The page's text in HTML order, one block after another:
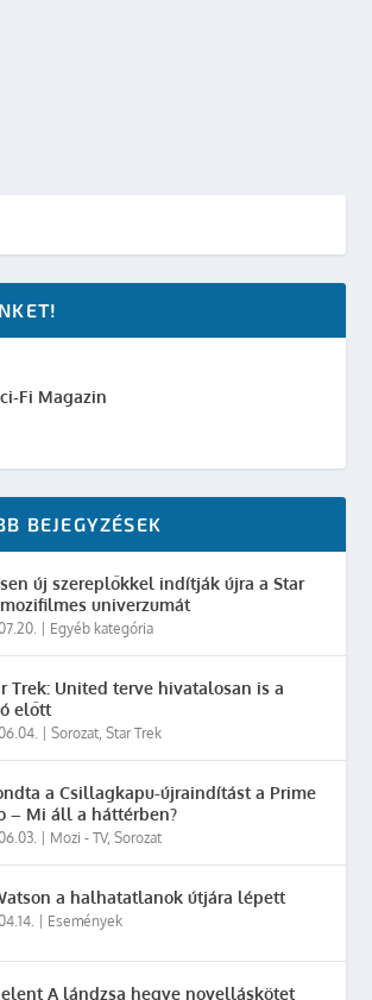
Fi Magazin
BEJEGYZÉSEK
új szereplőkkel indítják újra a Star
univerzumát
| Egyéb kategória
Trek: United terve hivatalosan is a
előtt
|Sorozat ,Star Trek
a Csillagkapu-újraindítást a Prime
– Mi áll a háttérben?
| Mozi - TV,Sorozat
a halhatatlanok útjára lépett
| Események
A lándzsa hegye novelláskötet